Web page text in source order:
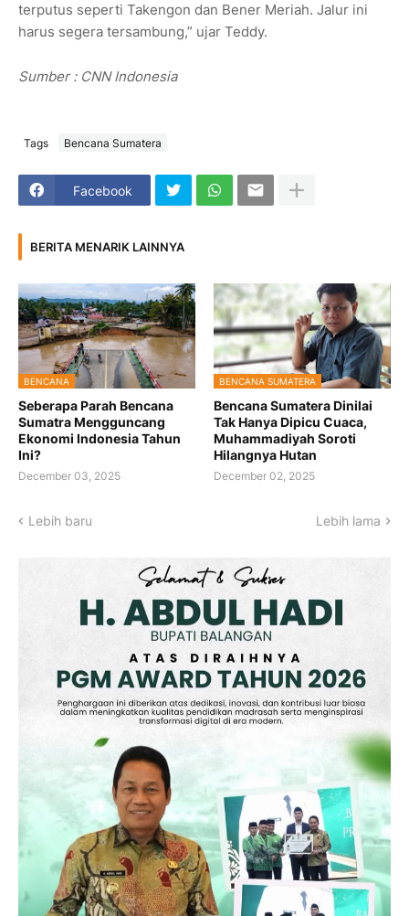
terputus seperti Takengon dan Bener Meriah. Jalur ini
harus segera tersambung,” ujar Teddy.
Sumber : CNN Indonesia
Tags Bencana Sumatera
Facebook
BERITA MENARIK LAINNYA
BENCANA
Seberapa Parah Bencana
Sumatra Mengguncang
Ekonomi Indonesia Tahun
Ini?
December 03, 2025
BENCANA SUMATERA
Bencana Sumatera Dinilai
Tak Hanya Dipicu Cuaca,
Muhammadiyah Soroti
Hilangnya Hutan
December 02, 2025
Lebih baru Lebih lama